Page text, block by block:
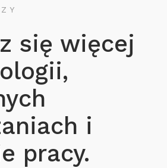
się więcej
i
pracy.